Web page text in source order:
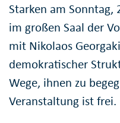
Starken am Sonntag,
im großen Saal der
mit Nikolaos
demokratischer
Wege, ihnen zu
Veranstaltung ist frei.